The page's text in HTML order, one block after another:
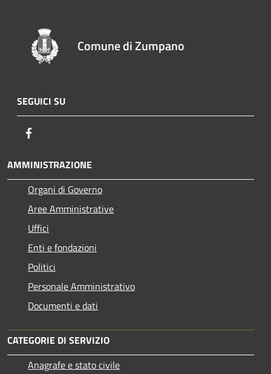
Comune di Zumpano
SEGUICI SU
AMMINISTRAZIONE
Organi di Governo
Aree Amministrative
Uffici
Enti e fondazioni
Politici
Personale Amministrativo
Documenti e dati
CATEGORIE DI SERVIZIO
Anagrafe e stato civile